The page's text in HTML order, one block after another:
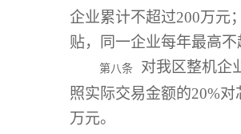
企业累计不超过200万元
贴，同一企业每年最高不
第八条
对我区整机企
照实际交易金额的20%
万元。